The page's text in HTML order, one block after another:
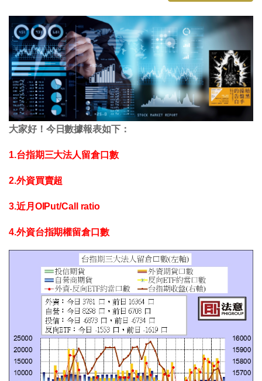
大家好！今日數據報表如下：
1.台指期三大法人留倉口數
2.外資買賣超
3.近月OIPut/Call ratio
4.外資台指期權留倉口數